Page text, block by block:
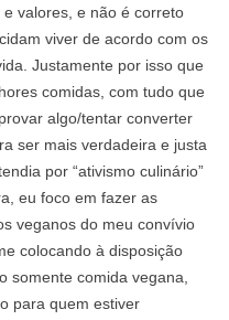
valores, e não é correto
viver de acordo com os
Justamente por isso que
comidas, com tudo que
algo/tentar converter
ser mais verdadeira e justa
por “ativismo culinário”
eu foco em fazer as
veganos do meu convívio
colocando à disposição
somente comida vegana,
para quem estiver